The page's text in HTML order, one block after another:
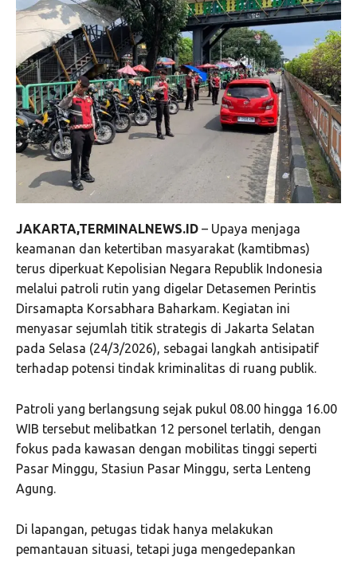
JAKARTA,TERMINALNEWS.ID – Upaya menjaga
keamanan dan ketertiban masyarakat (kamtibmas)
terus diperkuat Kepolisian Negara Republik Indonesia
melalui patroli rutin yang digelar Detasemen Perintis
Dirsamapta Korsabhara Baharkam. Kegiatan ini
menyasar sejumlah titik strategis di Jakarta Selatan
pada Selasa (24/3/2026), sebagai langkah antisipatif
terhadap potensi tindak kriminalitas di ruang publik.
Patroli yang berlangsung sejak pukul 08.00 hingga 16.00
WIB tersebut melibatkan 12 personel terlatih, dengan
fokus pada kawasan dengan mobilitas tinggi seperti
Pasar Minggu, Stasiun Pasar Minggu, serta Lenteng
Agung.
Di lapangan, petugas tidak hanya melakukan
pemantauan situasi, tetapi juga mengedepankan